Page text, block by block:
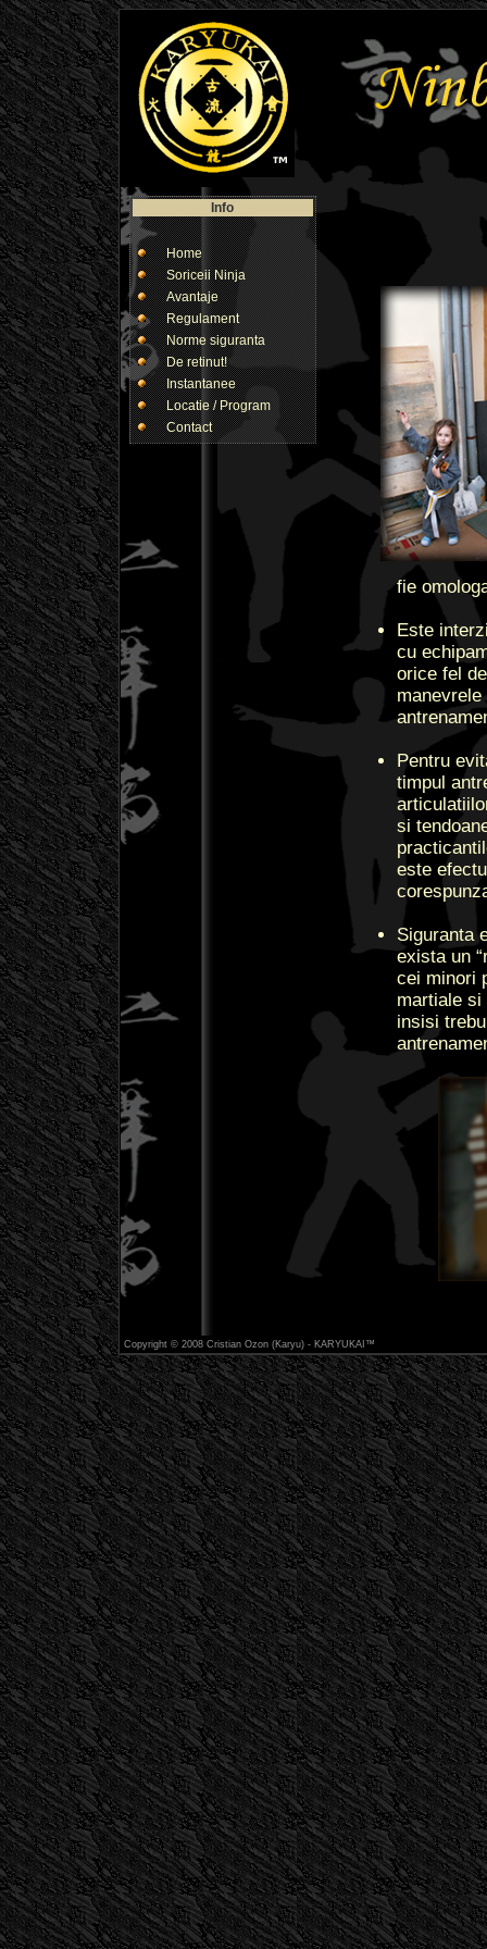
Info
Home
Soriceii Ninja
Avantaje
Regulament
Norme siguranta
De retinut!
Instantanee
Locatie / Program
Contact
fie
Este
cu
orice fel
Pentru
timpul
si
este
Siguranta
exista un
cei minori
martiale si
insisi
Copyright © 2008 Cristian Ozon (Karyu) - KARYUKAI™